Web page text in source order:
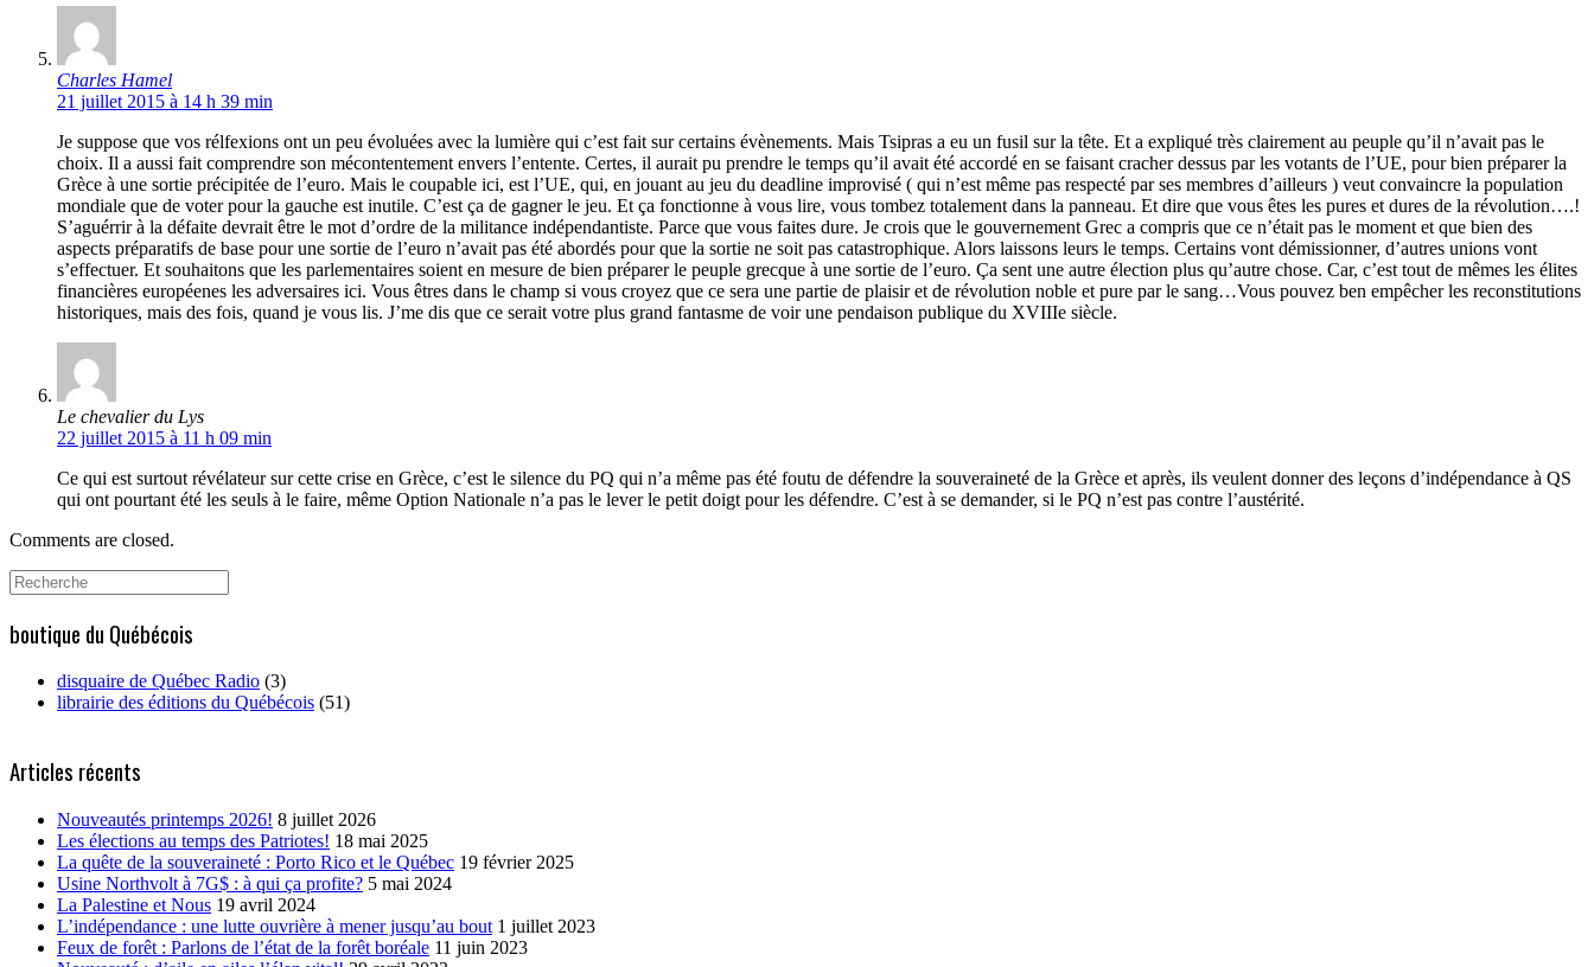
Charles Hamel
21 juillet 2015 à 14 h 39 min
Je suppose que vos rélfexions ont un peu évoluées avec la lumière qui c’est fait sur certains évènements. Mais Tsipras a eu un fusil sur la tête. Et a expliqué très clairement au peuple qu’il n’avait pas le
choix. Il a aussi fait comprendre son mécontentement envers l’entente. Certes, il aurait pu prendre le temps qu’il avait été accordé en se faisant cracher dessus par les votants de l’UE, pour bien préparer la
Grèce à une sortie précipitée de l’euro. Mais le coupable ici, est l’UE, qui, en jouant au jeu du deadline improvisé ( qui n’est même pas respecté par ses membres d’ailleurs ) veut convaincre la population
mondiale que de voter pour la gauche est inutile. C’est ça de gagner le jeu. Et ça fonctionne à vous lire, vous tombez totalement dans la panneau. Et dire que vous êtes les pures et dures de la révolution….!
S’aguérrir à la défaite devrait être le mot d’ordre de la militance indépendantiste. Parce que vous faites dure. Je crois que le gouvernement Grec a compris que ce n’était pas le moment et que bien des
aspects préparatifs de base pour une sortie de l’euro n’avait pas été abordés pour que la sortie ne soit pas catastrophique. Alors laissons leurs le temps. Certains vont démissionner, d’autres unions vont
s’effectuer. Et souhaitons que les parlementaires soient en mesure de bien préparer le peuple grecque à une sortie de l’euro. Ça sent une autre élection plus qu’autre chose. Car, c’est tout de mêmes les élites
financières européenes les adversaires ici. Vous êtres dans le champ si vous croyez que ce sera une partie de plaisir et de révolution noble et pure par le sang…Vous pouvez ben empêcher les reconstitutions
historiques, mais des fois, quand je vous lis. J’me dis que ce serait votre plus grand fantasme de voir une pendaison publique du XVIIIe siècle.
Le chevalier du Lys
22 juillet 2015 à 11 h 09 min
Ce qui est surtout révélateur sur cette crise en Grèce, c’est le silence du PQ qui n’a même pas été foutu de défendre la souveraineté de la Grèce et après, ils veulent donner des leçons d’indépendance à QS
qui ont pourtant été les seuls à le faire, même Option Nationale n’a pas le lever le petit doigt pour les défendre. C’est à se demander, si le PQ n’est pas contre l’austérité.
Comments are closed.
Search
for:
boutique du Québécois
disquaire de Québec Radio (3)
librairie des éditions du Québécois (51)
Articles récents
Nouveautés printemps 2026! 8 juillet 2026
Les élections au temps des Patriotes! 18 mai 2025
La quête de la souveraineté : Porto Rico et le Québec 19 février 2025
Usine Northvolt à 7G$ : à qui ça profite? 5 mai 2024
La Palestine et Nous 19 avril 2024
L’indépendance : une lutte ouvrière à mener jusqu’au bout 1 juillet 2023
Feux de forêt : Parlons de l’état de la forêt boréale 11 juin 2023